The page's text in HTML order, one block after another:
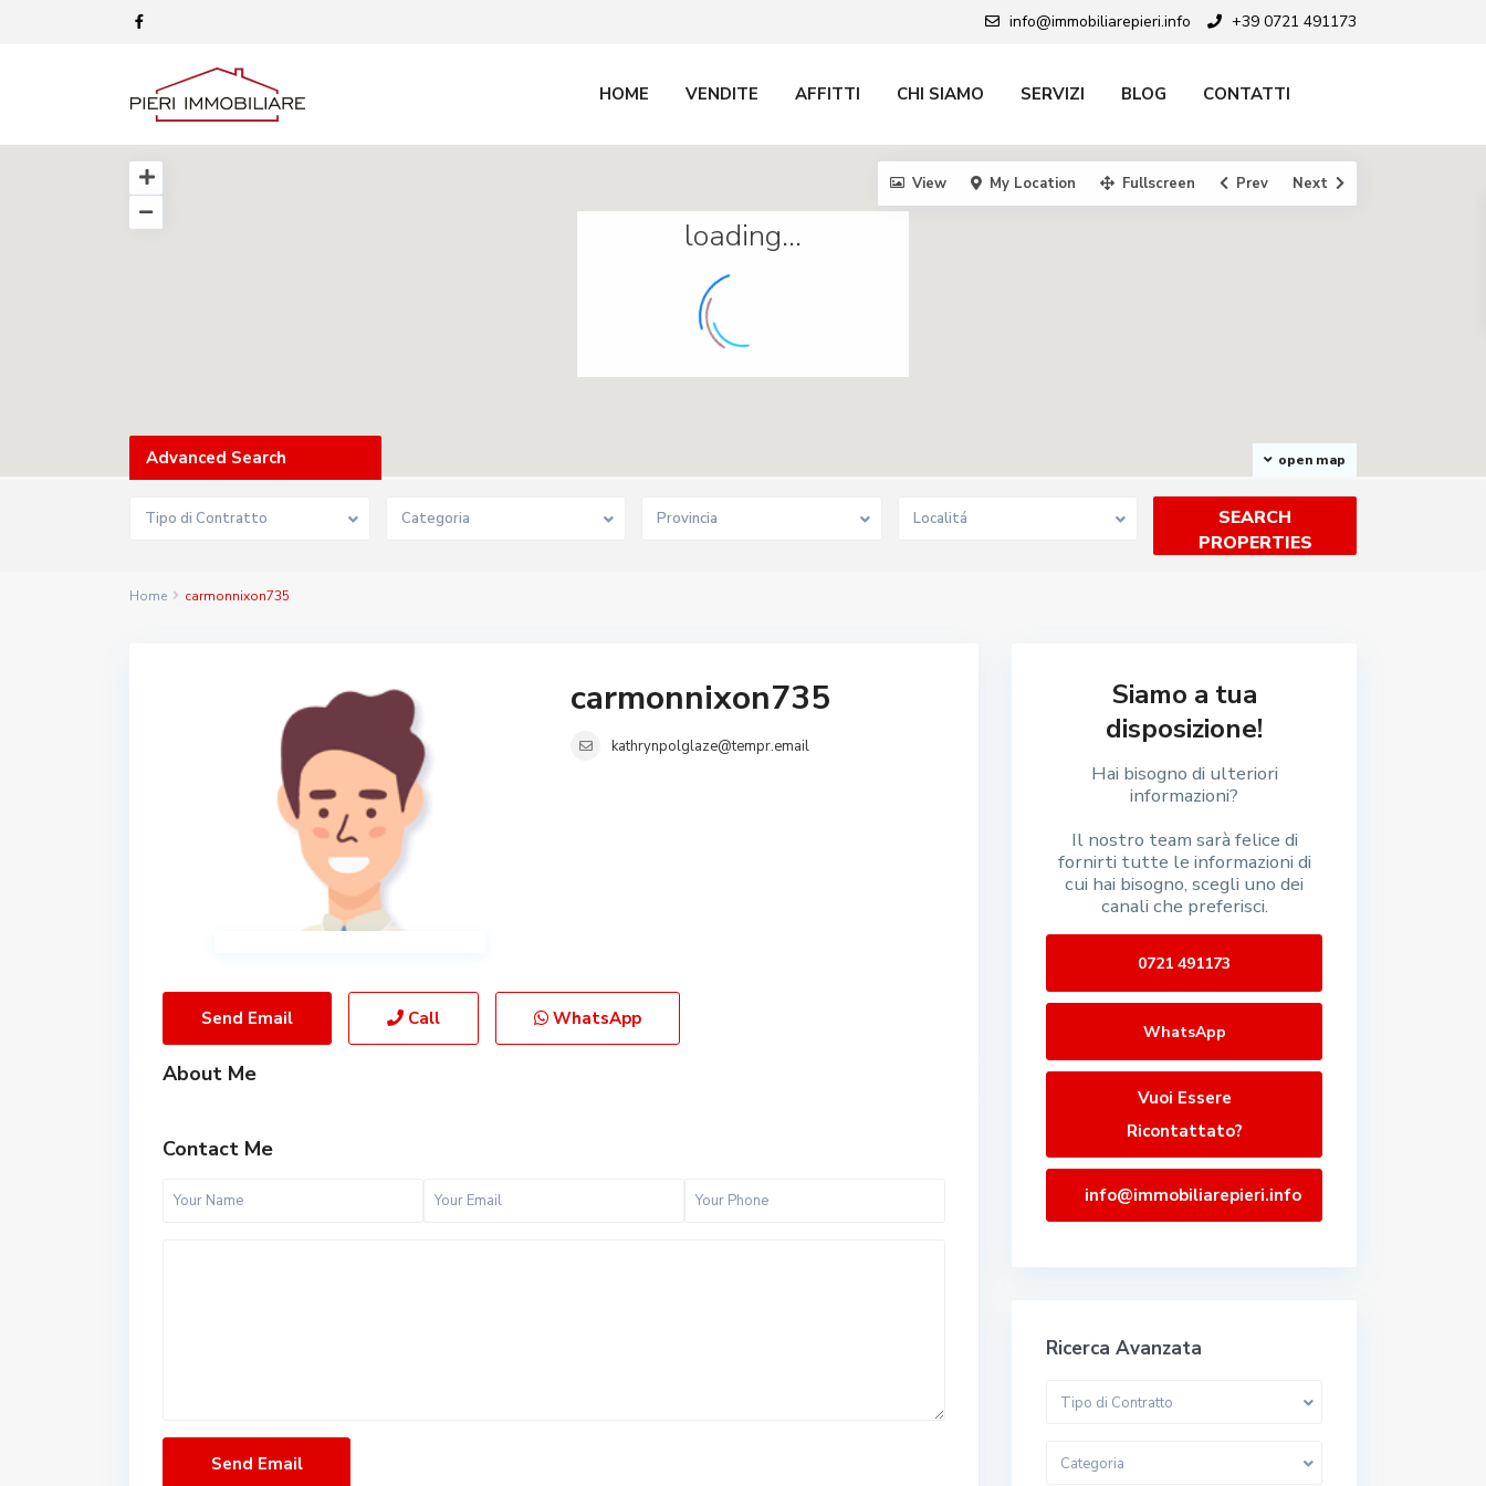
info@immobiliarepieri.info +39 0721 491173
HOME VENDITE AFFITTI CHI SIAMO SERVIZI BLOG CONTATTI
loading...
open map
View My Location Fullscreen Prev Next
Advanced Search
Tipo di Contratto Categoria Provincia Localitá
Home carmonnixon735
carmonnixon735
kathrynpolglaze@tempr.email
Send Email Call WhatsApp
About Me
Contact Me
Siamo a tua
disposizione!
Hai bisogno di ulteriori
informazioni?
Il nostro team sarà felice di
fornirti tutte le informazioni di
cui hai bisogno, scegli uno dei
canali che preferisci.
0721 491173
WhatsApp
Vuoi Essere
Ricontattato?
info@immobiliarepieri.info
Ricerca Avanzata
Tipo di Contratto
Categoria